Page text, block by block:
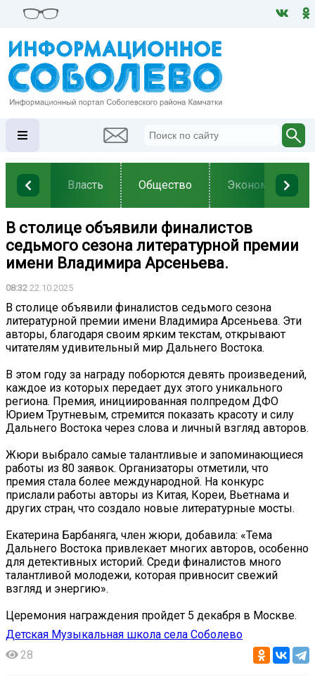
Власть Общество Экономика
В столице объявили финалистов
седьмого сезона литературной премии
имени Владимира Арсеньева.
08:32 22.10.2025
В столице объявили финалистов седьмого сезона
литературной премии имени Владимира Арсеньева. Эти
авторы, благодаря своим ярким текстам, открывают
читателям удивительный мир Дальнего Востока.
В этом году за награду поборются девять произведений,
каждое из которых передает дух этого уникального
региона. Премия, инициированная полпредом ДФО
Юрием Трутневым, стремится показать красоту и силу
Дальнего Востока через слова и личный взгляд авторов.
Жюри выбрало самые талантливые и запоминающиеся
работы из 80 заявок. Организаторы отметили, что
премия стала более международной. На конкурс
прислали работы авторы из Китая, Кореи, Вьетнама и
других стран, что создало новые литературные мосты.
Екатерина Барбаняга, член жюри, добавила: «Тема
Дальнего Востока привлекает многих авторов, особенно
для детективных историй. Среди финалистов много
талантливой молодежи, которая привносит свежий
взгляд и энергию».
Церемония награждения пройдет 5 декабря в Москве.
Детская Музыкальная школа села Соболево
28